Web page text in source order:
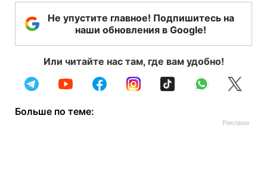
Не упустите главное! Подпишитесь на
наши обновления в Google!
Или читайте нас там, где вам удобно!
Больше по теме: